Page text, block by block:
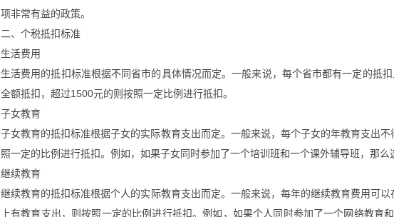
项非常有益的政策。
二、个税抵扣标准
生活费用
生活费用的抵扣标准根据不同省市的具体情况而定。一般来说，每个省市都有一定的抵
全额抵扣，超过1500元的则按照一定比例进行抵扣。
子女教育
子女教育的抵扣标准根据子女的实际教育支出而定。一般来说，每个子女的年教育支出
照一定的比例进行抵扣。例如，如果子女同时参加了一个培训班和一个课外辅导班，那么
继续教育
继续教育的抵扣标准根据个人的实际教育支出而定。一般来说，每年的继续教育费用可
上有教育支出，则按照一定的比例进行抵扣。例如，如果个人同时参加了一个网络教育